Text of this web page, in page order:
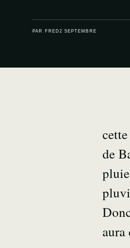
PAR FRED 2 SEPTEMBRE
de